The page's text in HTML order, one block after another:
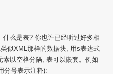
么是表? 你也许已经听过好多相
似XML那样的数据块, 用s表达式
以空格分隔, 表可以嵌套。例如
分号表示注释):